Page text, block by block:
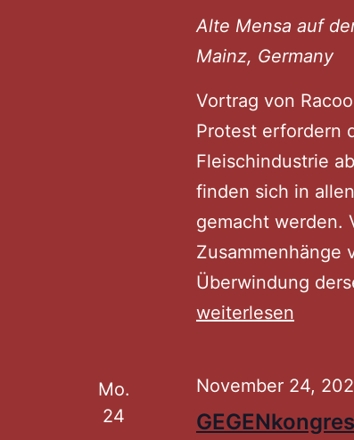
Alte Mensa auf
Mainz, Germany
Vortrag von
Protest erfordern
Fleischindustrie
finden sich in
gemacht werden.
Zusammenhänge
Überwindung
weiterlesen
Mo.
24
November 24,